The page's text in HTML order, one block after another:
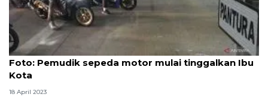
Foto
Foto: Pemudik sepeda motor mulai tinggalkan Ibu
Kota
18 April 2023